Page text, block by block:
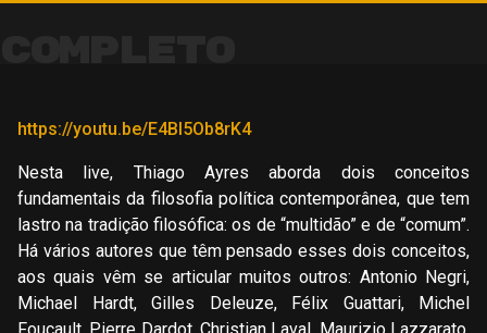
https://youtu.be/E4BI5Ob8rK4
Nesta live, Thiago Ayres aborda dois conceitos
fundamentais da filosofia política contemporânea, que tem
lastro na tradição filosófica: os de “multidão” e de “comum”.
Há vários autores que têm pensado esses dois conceitos,
aos quais vêm se articular muitos outros: Antonio Negri,
Michael Hardt, Gilles Deleuze, Félix Guattari, Michel
Foucault, Pierre Dardot, Christian Laval, Maurizio Lazzarato.